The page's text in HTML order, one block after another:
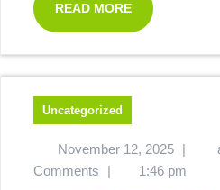
READ MORE
Uncategorized
November 12, 2025 |
Comments
| 1:46 pm